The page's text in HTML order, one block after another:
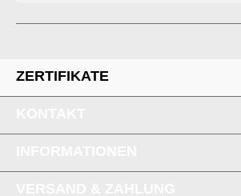
ZERTIFIKATE